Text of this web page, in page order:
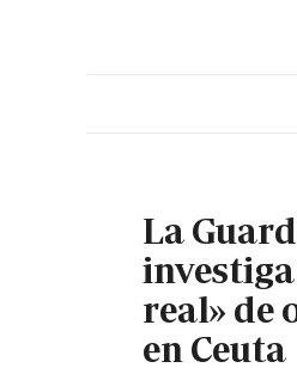
La
real» de
en Ceuta